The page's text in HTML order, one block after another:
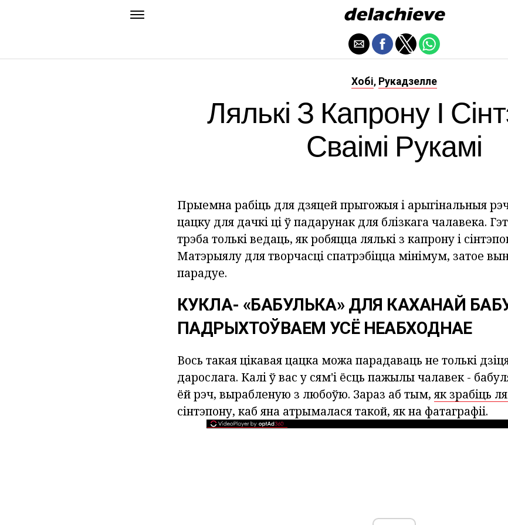
Хобі, Рукадзелле
Лялькі З Капрону І
Сваімі Рукамі
Прыемна рабіць для дзяцей прыгожыя і арыгінальныя
цацку для дачкі ці ў падарунак для блізкага чалавека.
трэба толькі ведаць, як робяцца лялькі з капрону і
Матэрыялу для творчасці спатрэбіцца мінімум, затое
парадуе.
КУКЛА- «БАБУЛЬКА» ДЛЯ КАХАНАЙ
ПАДРЫХТОЎВАЕМ УСЁ НЕАБХОДНАЕ
Вось такая цікавая цацка можа парадаваць не толькі
дарослага. Калі ў вас у сям'і ёсць пажылы чалавек -
ёй рэч, вырабленую з любоўю. Зараз аб тым,як зрабіць
сінтэпону, каб яна атрымалася такой, як на фатаграфіі.